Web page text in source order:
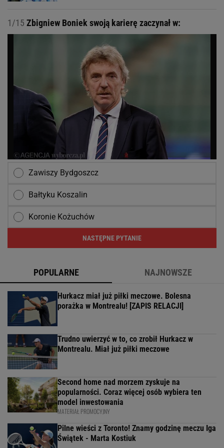
1/15 Zbigniew Boniek swoją karierę zaczynał w:
Zawiszy Bydgoszcz
Bałtyku Koszalin
Koronie Kożuchów
NASTĘPNE PYTANIE
POPULARNE NAJNOWSZE
Hurkacz miał już piłki meczowe. Bolesna
porażka w Montrealu! [ZAPIS RELACJI]
Trudno uwierzyć w to, co zrobił Hurkacz w
Montrealu. Miał już piłki meczowe
Second home nad morzem zyskuje na
popularności. Coraz więcej osób wybiera ten
model inwestowania
MATERIAŁ PROMOCYJNY
Pilne wieści z Toronto! Znamy godzinę meczu Iga
Świątek - Marta Kostiuk